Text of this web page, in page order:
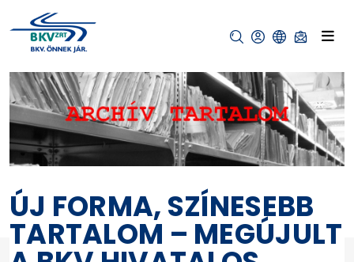
ÚJ FORMA, SZÍNESEBB
TARTALOM – MEGÚJULT